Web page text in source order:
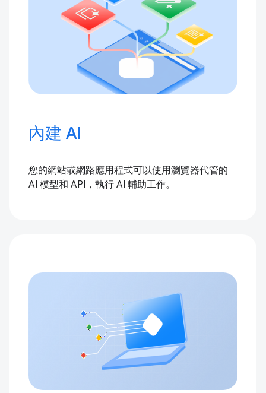
內建 AI
您的網站或網路應用程式可以使用瀏覽器代管的
AI 模型和 API，執行 AI 輔助工作。